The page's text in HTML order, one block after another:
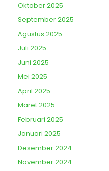
Oktober 2025
September 2025
Agustus 2025
Juli 2025
Juni 2025
Mei 2025
April 2025
Maret 2025
Februari 2025
Januari 2025
Desember 2024
November 2024